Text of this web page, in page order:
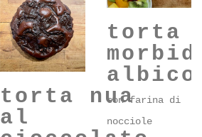
torta
con farina di
torta nua